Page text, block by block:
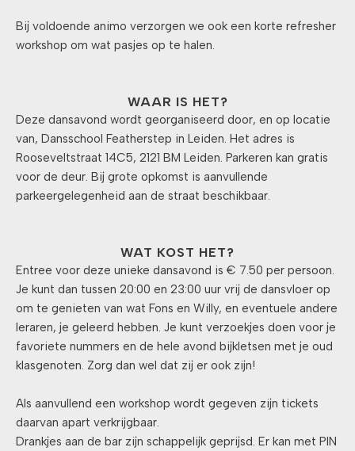
Bij voldoende animo verzorgen we ook een korte refresher
workshop om wat pasjes op te halen.
WAAR IS HET?
Deze dansavond wordt georganiseerd door, en op locatie
van, Dansschool Featherstep in Leiden. Het adres is
Rooseveltstraat 14C5, 2121 BM Leiden. Parkeren kan gratis
voor de deur. Bij grote opkomst is aanvullende
parkeergelegenheid aan de straat beschikbaar.
WAT KOST HET?
Entree voor deze unieke dansavond is € 7.50 per persoon.
Je kunt dan tussen 20:00 en 23:00 uur vrij de dansvloer op
om te genieten van wat Fons en Willy, en eventuele andere
leraren, je geleerd hebben. Je kunt verzoekjes doen voor je
favoriete nummers en de hele avond bijkletsen met je oud
klasgenoten. Zorg dan wel dat zij er ook zijn!
Als aanvullend een workshop wordt gegeven zijn tickets
daarvan apart verkrijgbaar.
Drankjes aan de bar zijn schappelijk geprijsd. Er kan met PIN